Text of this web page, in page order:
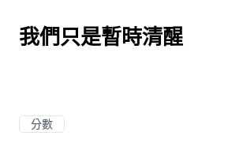
我們只是暫時清醒
分數